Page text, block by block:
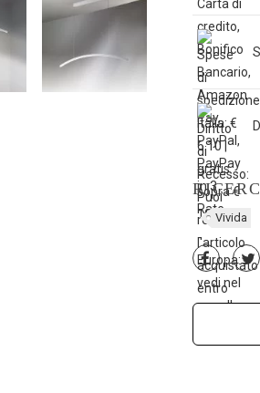
Vivida